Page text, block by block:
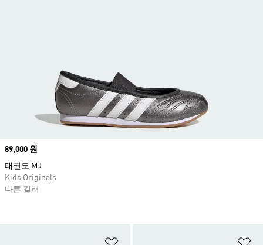
Price
89,000 원
태권도 MJ
Kids Originals
다른 컬러